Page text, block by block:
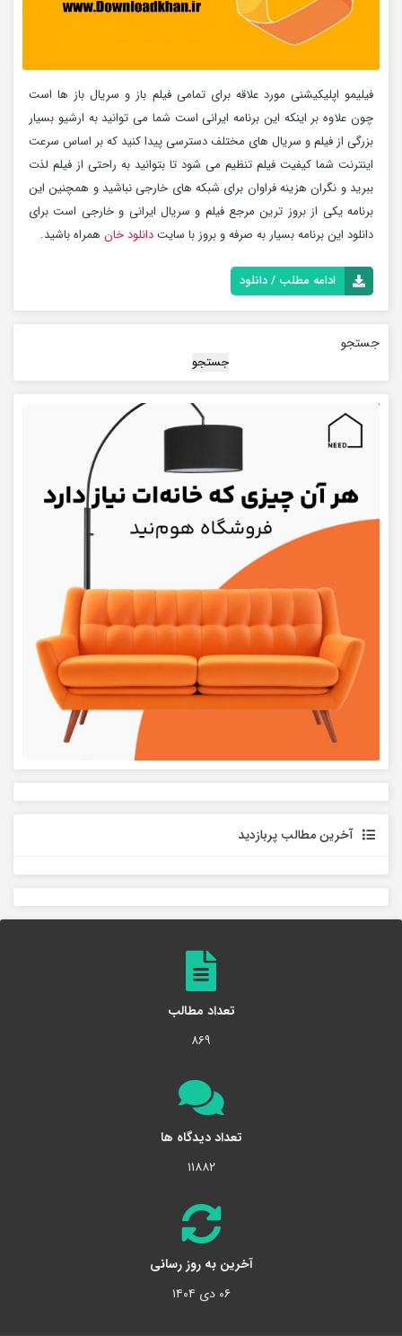
فیلیمو اپلیکیشنی مورد علاقه برای تمامی فیلم باز و سریال باز ها است
چون علاوه بر اینکه این برنامه ایرانی است شما می توانید به ارشیو بسیار
بزرگی از فیلم و سریال های مختلف دسترسی پیدا کنید که بر اساس سرعت
اینترنت شما کیفیت فیلم تنظیم می شود تا بتوانید به راحتی از فیلم لذت
ببرید و نگران هزینه فراوان برای شبکه های خارجی نباشید و همچنین این
برنامه یکی از بروز ترین مرجع فیلم و سریال ایرانی و خارجی است برای
دانلود این برنامه بسیار به صرفه و بروز با سایتدانلود خان همراه باشید.
ادامه مطلب / دانلود
جستجو
جستجو
آخرین مطالب پربازدید
تعداد مطالب
۸۶۹
تعداد دیدگاه ها
۱۱۸۸۲
آخرین به روز رسانی
۰۶ دی ۱۴۰۴